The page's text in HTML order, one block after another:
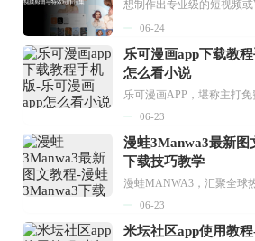
06-24
乐可漫画app下载教
怎么看小说
06-23
漫蛙3Manwa3最新图
下载技巧教学
06-23
米坛社区app使用教